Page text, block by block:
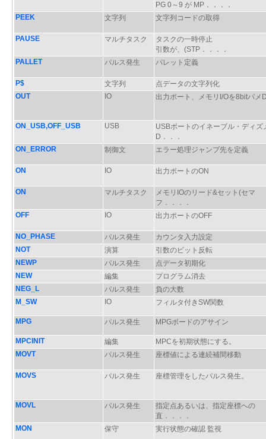
PG 0～9 が MP．．．．
PEEK
文字列 文字列コードの取得
PAUSE マルチタスク
タスクの一時停止
引数が、(STP．．．．
PALLET
パルス発生 パレット定義
P$ 文字列
点データの文字列化
OUT
IO 出力ポート、メモリI/Oを8bitパメ
ON_USB,OFF_USB USB
USBボートのイネーブル・ディズ
D．．．
ON_ERROR
制御文 エラー処理ジャンプ先を定義
ON IO 出力ポートのON
ON マルチタスク
メモリIOのリード&セット(セマ
フ．．．．
OFF
IO 出力ポートのOFF
NO_PHASE パルス発生
カウンタ入力設定
NOT
演算
引数のビット反転
NEWP
パルス発生
点データ初期化
NEW
編集
プログラム消去
NEG_L
パルス発生
負の大数
M_SW
IO フィルタ付きSW関数
MPG パルス発生 MPGボードのアサイン
MPCINIT 編集
MPCを初期状態にする。
MOVT
パルス発生 座標値による連続補間移動
MOVS パルス発生 座標管理をしたパルス発生。
MOVL パルス発生
指定点あるいは、指定座標への
直．．．．
MON
保守 実行状態の確認 監視